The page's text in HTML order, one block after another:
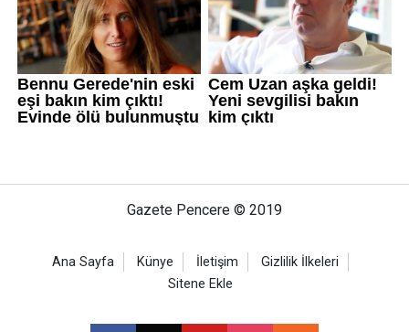
Gazete Pencere © 2019
Ana Sayfa Künye İletişim
Gizlilik İlkeleri
Sitene Ekle